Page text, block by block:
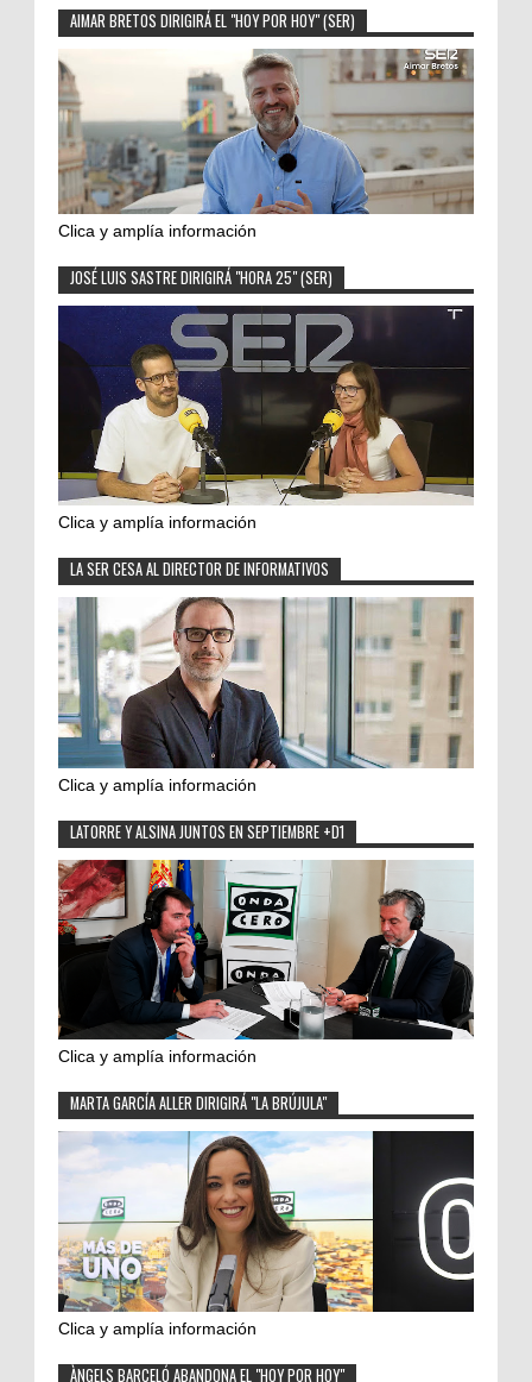
AIMAR BRETOS DIRIGIRÁ EL "HOY POR HOY" (SER)
Clica y amplía información
JOSÉ LUIS SASTRE DIRIGIRÁ "HORA 25" (SER)
Clica y amplía información
LA SER CESA AL DIRECTOR DE INFORMATIVOS
Clica y amplía información
LATORRE Y ALSINA JUNTOS EN SEPTIEMBRE +D1
Clica y amplía información
MARTA GARCÍA ALLER DIRIGIRÁ "LA BRÚJULA"
Clica y amplía información
ÀNGELS BARCELÓ ABANDONA EL "HOY POR HOY"